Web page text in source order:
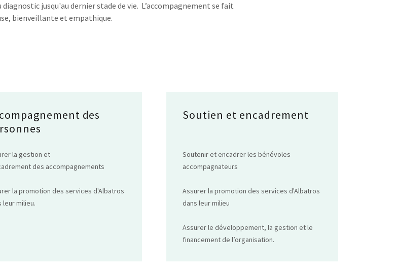
jusqu'au dernier stade de vie. L’accompagnement se fait
bienveillante et empathique.
des
la gestion et
des accompagnements
la promotion des services d'Albatros
leur milieu.
Soutien et encadrement
Soutenir et encadrer les bénévoles
accompagnateurs
Assurer la promotion des services d'Albatros
dans leur milieu
Assurer le développement, la gestion et le
financement de l’organisation.